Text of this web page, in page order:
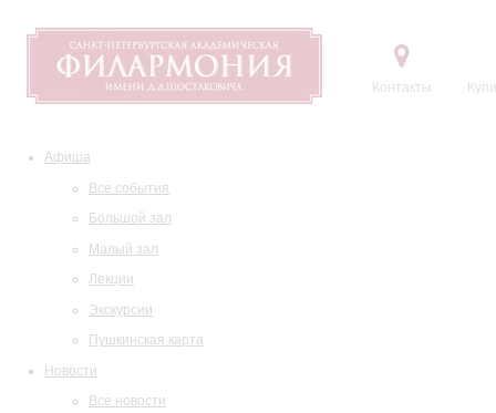
Контакты
Афиша
Все события
Большой зал
Малый зал
Лекции
Экскурсии
Пушкинская карта
Новости
Все новости